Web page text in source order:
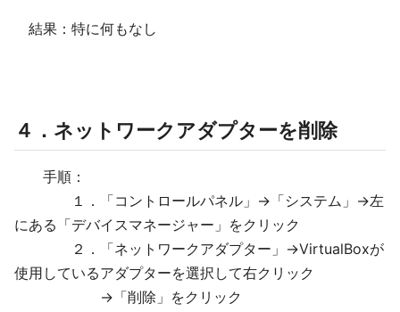
結果：特に何もなし
４．ネットワークアダプターを削除
手順：
１．「コントロールパネル」→「システム」→左
にある「デバイスマネージャー」をクリック
２．「ネットワークアダプター」→VirtualBoxが
使用しているアダプターを選択して右クリック
→「削除」をクリック